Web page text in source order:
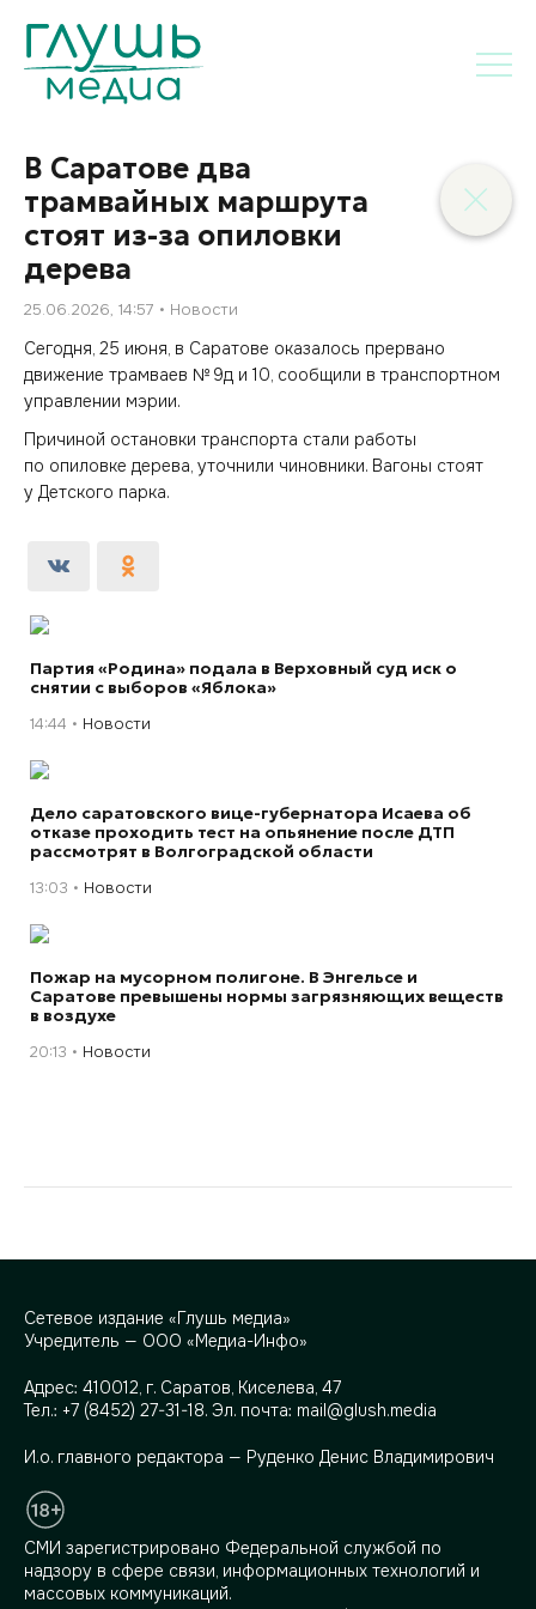
В Саратове два
трамвайных маршрута
стоят из-за опиловки
дерева
25.06.2026, 14:57 Новости
Сегодня, 25 июня, в Саратове оказалось прервано
движение трамваев № 9д и 10, сообщили в транспортном
управлении мэрии.
Причиной остановки транспорта стали работы
по опиловке дерева, уточнили чиновники. Вагоны стоят
у Детского парка.
Партия «Родина» подала в Верховный суд иск о
снятии с выборов «Яблока»
14:44 Новости
Дело саратовского вице-губернатора Исаева об
отказе проходить тест на опьянение после ДТП
рассмотрят в Волгоградской области
13:03 Новости
Пожар на мусорном полигоне. В Энгельсе и
Саратове превышены нормы загрязняющих веществ
в воздухе
20:13 Новости
Сетевое издание «Глушь медиа»
Учредитель — ООО «Медиа-Инфо»
Адрес: 410012, г. Саратов, Киселева, 47
Тел.: +7 (8452) 27-31-18. Эл. почта: mail@glush.media
И.о. главного редактора — Руденко Денис Владимирович
СМИ зарегистрировано Федеральной службой по
надзору в сфере связи, информационных технологий и
массовых коммуникаций.